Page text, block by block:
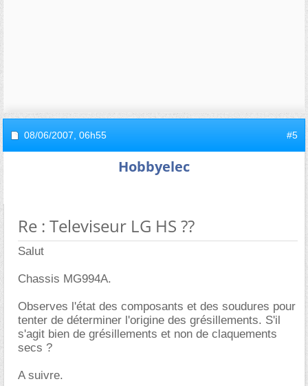
08/06/2007, 06h55 #5
Hobbyelec
Re : Televiseur LG HS ??
Salut
Chassis MG994A.
Observes l'état des composants et des soudures pour
tenter de déterminer l'origine des grésillements. S'il
s'agit bien de grésillements et non de claquements
secs ?
A suivre.